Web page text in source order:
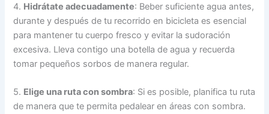
4. Hidrátate adecuadamente: Beber suficiente agua antes,
durante y después de tu recorrido en bicicleta es esencial
para mantener tu cuerpo fresco y evitar la sudoración
excesiva. Lleva contigo una botella de agua y recuerda
tomar pequeños sorbos de manera regular.
5. Elige una ruta con sombra: Si es posible, planifica tu ruta
de manera que te permita pedalear en áreas con sombra.